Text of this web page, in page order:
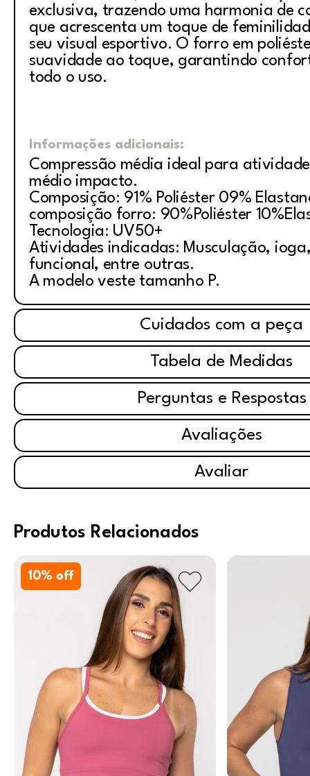
exclusiva, trazendo uma harmonia de
que acrescenta um toque de
seu visual esportivo. O forro em
suavidade ao toque, garantindo
todo o uso.
Informações adicionais:
Compressão média ideal para
médio impacto.
Composição: 91% Poliéster 09%
composição forro: 90%Poliéster
Tecnologia: UV50+
Atividades indicadas: Musculação,
funcional, entre outras.
A modelo veste tamanho P.
Cuidados com a peça
Tabela de Medidas
Perguntas e Respostas
Avaliações
Avaliar
Produtos Relacionados
10% off